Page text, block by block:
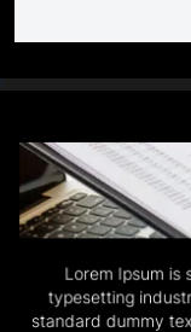
Lorem Ipsum is
typesetting
standard dummy